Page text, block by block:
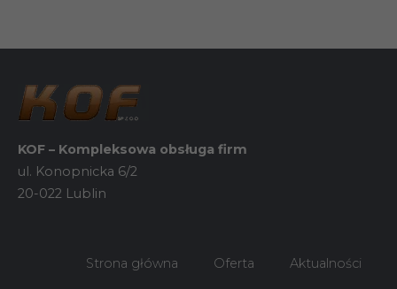
KOF – Kompleksowa obsługa firm
ul. Konopnicka 6/2
20-022 Lublin
Strona główna Oferta Aktualności